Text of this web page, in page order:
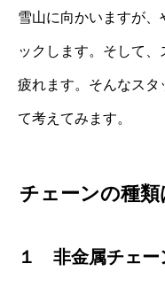
雪山に向かいますが
ックします。そして
疲れます。そんなスタ
て考えてみます。
チェーンの種類
１ 非金属チェー